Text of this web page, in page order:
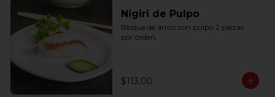
Nigiri de Pulpo
Bloque de arroz con pulpo 2 piezas
por orden.
$113.00